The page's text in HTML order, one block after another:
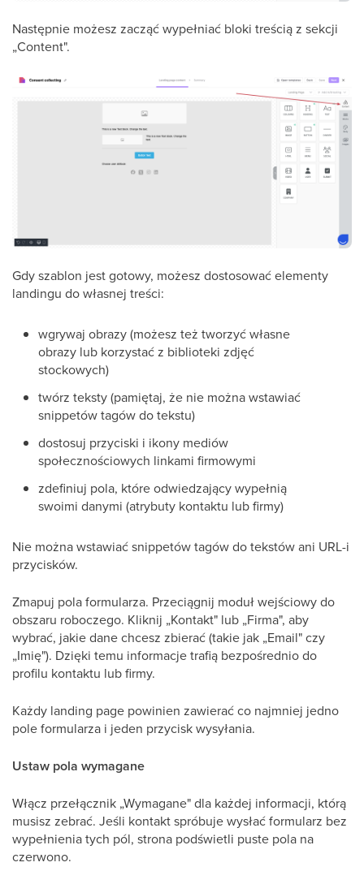
Następnie możesz zacząć wypełniać bloki treścią z sekcji
„Content".
Gdy szablon jest gotowy, możesz dostosować elementy
landingu do własnej treści:
wgrywaj obrazy (możesz też tworzyć własne
obrazy lub korzystać z biblioteki zdjęć
stockowych)
twórz teksty (pamiętaj, że nie można wstawiać
snippetów tagów do tekstu)
dostosuj przyciski i ikony mediów
społecznościowych linkami firmowymi
zdefiniuj pola, które odwiedzający wypełnią
swoimi danymi (atrybuty kontaktu lub firmy)
Nie można wstawiać snippetów tagów do tekstów ani URL-i
przycisków.
Zmapuj pola formularza. Przeciągnij moduł wejściowy do
obszaru roboczego. Kliknij „Kontakt" lub „Firma", aby
wybrać, jakie dane chcesz zbierać (takie jak „Email" czy
„Imię"). Dzięki temu informacje trafią bezpośrednio do
profilu kontaktu lub firmy.
Każdy landing page powinien zawierać co najmniej jedno
pole formularza i jeden przycisk wysyłania.
Ustaw pola wymagane
Włącz przełącznik „Wymagane" dla każdej informacji, którą
musisz zebrać. Jeśli kontakt spróbuje wysłać formularz bez
wypełnienia tych pól, strona podświetli puste pola na
czerwono.